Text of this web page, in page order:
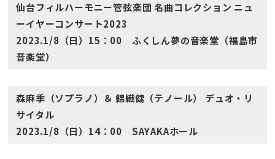
仙台フィルハーモニー管弦楽団 名曲コレクション ニュ
ーイヤーコンサート2023
2023.1/8（日）15：00 ふくしん夢の音楽堂（福島市
音楽堂）
森麻季（ソプラノ）＆ 錦織健（テノール） デュオ・リ
サイタル
2023.1/8（日）14：00 SAYAKAホール